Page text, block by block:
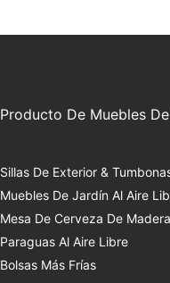
Producto De Muebles
Sillas De Exterior &
Muebles De Jardín Al Aire
Mesa De Cerveza De Madera
Paraguas Al Aire Libre
Bolsas Más Frías